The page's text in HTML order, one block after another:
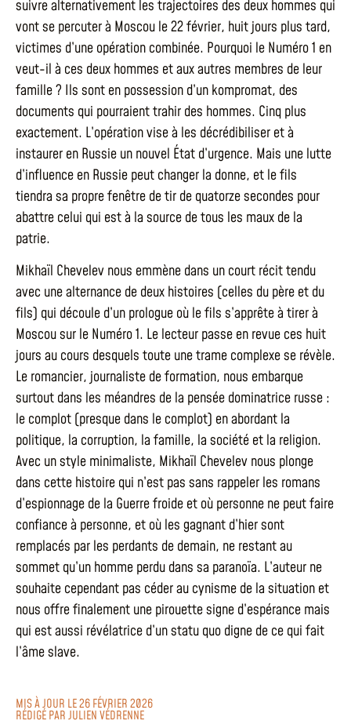
suivre alternativement les trajectoires des deux hommes qui
vont se percuter à Moscou le 22 février, huit jours plus tard,
victimes d’une opération combinée. Pourquoi le Numéro 1 en
veut-il à ces deux hommes et aux autres membres de leur
famille ? Ils sont en possession d’un kompromat, des
documents qui pourraient trahir des hommes. Cinq plus
exactement. L’opération vise à les décrédibiliser et à
instaurer en Russie un nouvel État d’urgence. Mais une lutte
d’influence en Russie peut changer la donne, et le fils
tiendra sa propre fenêtre de tir de quatorze secondes pour
abattre celui qui est à la source de tous les maux de la
patrie.
Mikhaïl Chevelev nous emmène dans un court récit tendu
avec une alternance de deux histoires (celles du père et du
fils) qui découle d’un prologue où le fils s’apprête à tirer à
Moscou sur le Numéro 1. Le lecteur passe en revue ces huit
jours au cours desquels toute une trame complexe se révèle.
Le romancier, journaliste de formation, nous embarque
surtout dans les méandres de la pensée dominatrice russe :
le complot (presque dans le complot) en abordant la
politique, la corruption, la famille, la société et la religion.
Avec un style minimaliste, Mikhaïl Chevelev nous plonge
dans cette histoire qui n’est pas sans rappeler les romans
d’espionnage de la Guerre froide et où personne ne peut faire
confiance à personne, et où les gagnant d’hier sont
remplacés par les perdants de demain, ne restant au
sommet qu’un homme perdu dans sa paranoïa. L’auteur ne
souhaite cependant pas céder au cynisme de la situation et
nous offre finalement une pirouette signe d’espérance mais
qui est aussi révélatrice d’un statu quo digne de ce qui fait
l’âme slave.
MIS À JOUR LE 26 FÉVRIER 2026
RÉDIGÉ PARJULIEN VÉDRENNE